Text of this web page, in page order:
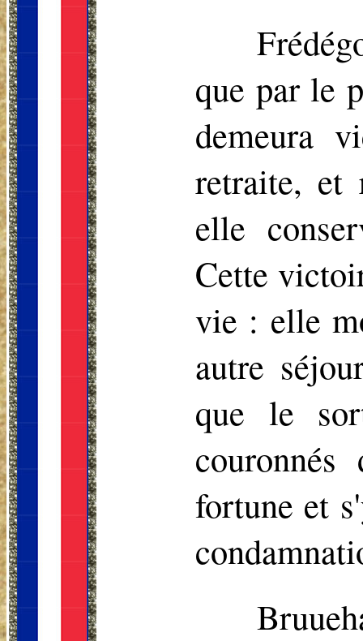
que par le
demeura
retraite, et
elle
Cette
vie : elle
autre
que le
fortune et